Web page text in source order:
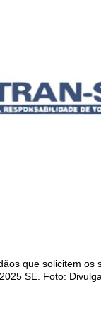
que solicitem os
SE. Foto: